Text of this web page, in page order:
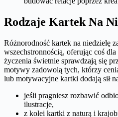
Rodzaje Kartek Na
Różnorodność kartek na niedzielę
wszechstronnością, oferując coś
życzenia świetnie sprawdzają się
motywy zadowolą tych, którzy
lub motywacyjne kartki dodają sił
jeśli pragniesz rozbawić
ilustracje,
z kolei kartki z naturą i